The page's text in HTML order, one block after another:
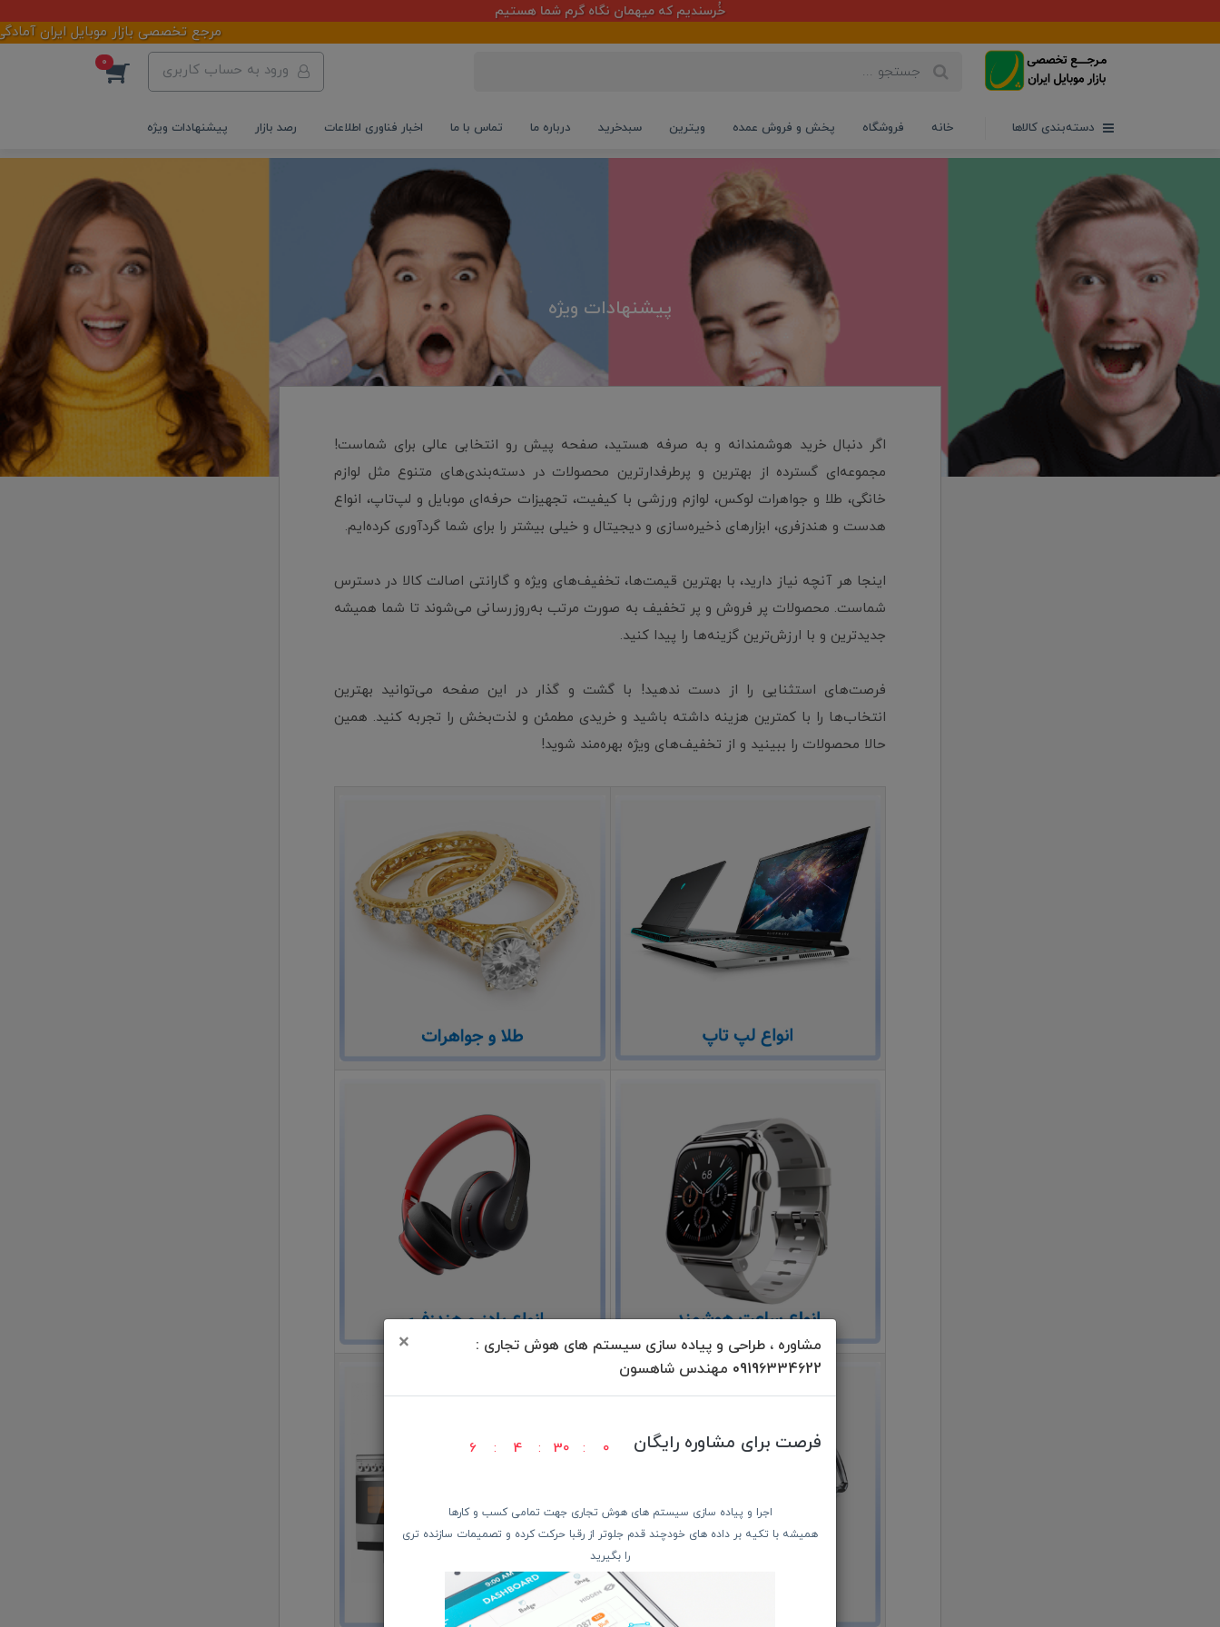
مشاوره ، طراحی و پیاده سازی سیستم های هوش تجاری :
09196334622 مهندس شاهسون
×
فرصت برای مشاوره رایگان 6 4 29 59
اجرا و پیاده سازی سیستم های هوش تجاری جهت تمامی کسب و کارها
همیشه با تکیه بر داده های خودچند قدم جلوتر از رقبا حرکت کرده و تصمیمات سازنده تری
را بگیرید
دریافت اعتبار هدیه رایگان با اشتراک در فروشگاه
مرجع تخصصی بازار موبایل ایران آمادگی
ورود به حساب کاربری 0
دسته‌بندی کالاها خانه فروشگاه پخش و فروش عمده ویترین سبدخرید درباره ما تماس با ما اخبار فناوری اطلاعات رصد بازار پیشنهادات ویژه
پیشنهادات ویژه
اگر دنبال خرید هوشمندانه و به صرفه هستید، صفحه پیش رو انتخابی عالی برای شماست!
مجموعه‌ای گسترده از بهترین و پرطرفدارترین محصولات در دسته‌بندی‌های متنوع مثل لوازم
خانگی، طلا و جواهرات لوکس، لوازم ورزشی با کیفیت، تجهیزات حرفه‌ای موبایل و لپ‌تاپ، انواع
هدست و هندزفری، ابزارهای ذخیره‌سازی و دیجیتال و خیلی بیشتر را برای شما گردآوری کرده‌ایم.
اینجا هر آنچه نیاز دارید، با بهترین قیمت‌ها، تخفیف‌های ویژه و گارانتی اصالت کالا در دسترس
شماست. محصولات پر فروش و پر تخفیف به صورت مرتب به‌روزرسانی می‌شوند تا شما همیشه
جدیدترین و با ارزش‌ترین گزینه‌ها را پیدا کنید.
فرصت‌های استثنایی را از دست ندهید! با گشت و گذار در این صفحه می‌توانید بهترین
انتخاب‌ها را با کمترین هزینه داشته باشید و خریدی مطمئن و لذت‌بخش را تجربه کنید. همین
حالا محصولات را ببینید و از تخفیف‌های ویژه بهره‌مند شوید!